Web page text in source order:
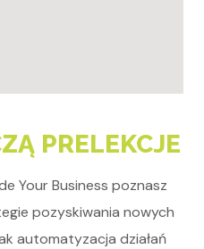
PRELEKCJE
Your Business poznasz
pozyskiwania nowych
automatyzacja działań